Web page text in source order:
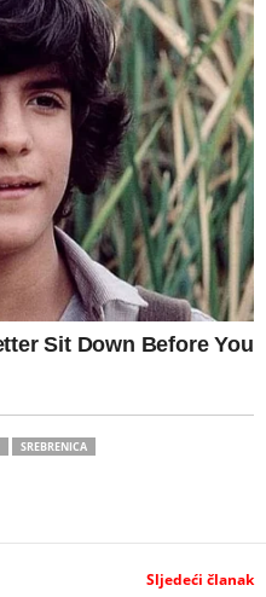
SREBRENICA
Sljedeći članak